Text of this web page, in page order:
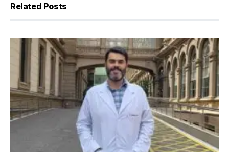
Related Posts